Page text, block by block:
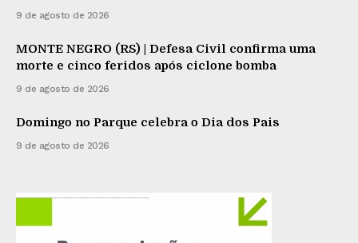
9 de agosto de 2026
MONTE NEGRO (RS) | Defesa Civil confirma uma
morte e cinco feridos após ciclone bomba
9 de agosto de 2026
Domingo no Parque celebra o Dia dos Pais
9 de agosto de 2026